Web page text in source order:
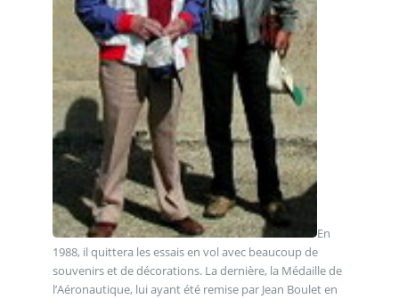
En
1988, il quittera les essais en vol avec beaucoup de
souvenirs et de décorations. La dernière, la Médaille de
l’Aéronautique, lui ayant été remise par Jean Boulet en